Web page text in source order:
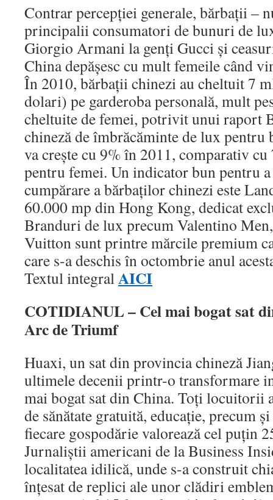
Contrar percepţiei generale, bărbaţii –
principalii consumatori de bunuri de
Giorgio Armani la genţi Gucci şi
China depăşesc cu mult femeile când
În 2010, bărbaţii chinezi au cheltuit 7
dolari) pe garderoba personală, mult
cheltuite de femei, potrivit unui raport
chineză de îmbrăcăminte de lux pentru
va creşte cu 9% în 2011, comparativ
pentru femei. Un indicator bun pentru
cumpărare a bărbaţilor chinezi este
60.000 mp din Hong Kong, dedicat
Branduri de lux precum Valentino
Vuitton sunt printre mărcile premium
care s-a deschis în octombrie anul
Textul integralAICI
COTIDIANUL – Cel mai bogat sat
Arc de Triumf
Huaxi, un sat din provincia chineză
ultimele decenii printr-o transformare
mai bogat sat din China. Toţi locuitorii
de sănătate gratuită, educaţie, precum
fiecare gospodărie valorează cel puţin
Jurnaliştii americani de la Business
localitatea idilică, unde s-a construit
înţesat de replici ale unor clădiri